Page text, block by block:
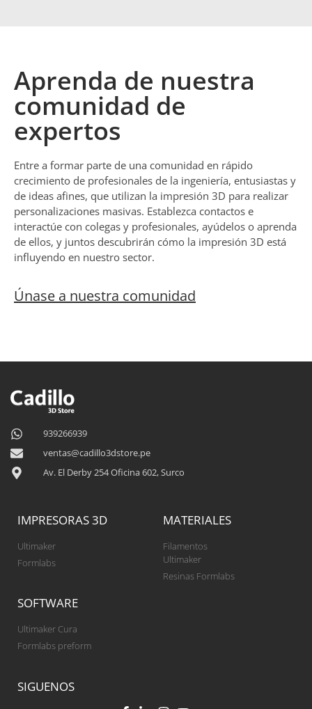
Aprenda de nuestra
comunidad de
expertos
Entre a formar parte de una comunidad en rápido
crecimiento de profesionales de la ingeniería, entusiastas y
de ideas afines, que utilizan la impresión 3D para realizar
personalizaciones masivas. Establezca contactos e
interactúe con colegas y profesionales, ayúdelos o aprenda
de ellos, y juntos descubrirán cómo la impresión 3D está
influyendo en nuestro sector.
Únase a nuestra comunidad
939266939
ventas@cadillo3dstore.pe
Av. El Derby 254 Oficina 602, Surco
IMPRESORAS 3D
Ultimaker
Formlabs
MATERIALES
Filamentos
Ultimaker
Resinas Formlabs
SOFTWARE
Ultimaker Cura
Formlabs preform
SIGUENOS